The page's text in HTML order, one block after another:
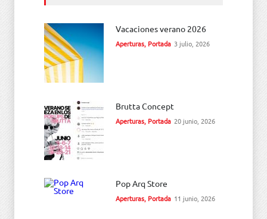
Vacaciones verano 2026
Aperturas, Portada 3 julio, 2026
Brutta Concept
Aperturas, Portada 20 junio, 2026
Pop Arq Store
Aperturas, Portada 11 junio, 2026